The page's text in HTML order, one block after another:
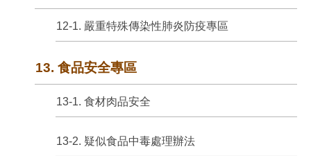
12-1. 嚴重特殊傳染性肺炎防疫專區
13. 食品安全專區
13-1. 食材肉品安全
13-2. 疑似食品中毒處理辦法